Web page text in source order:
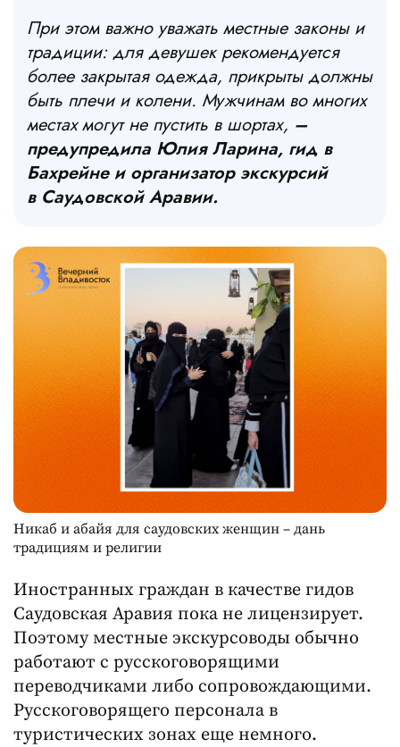
При этом важно уважать местные законы и
традиции: для девушек рекомендуется
более закрытая одежда, прикрыты должны
быть плечи и колени. Мужчинам во многих
местах могут не пустить в шортах, –
предупредила Юлия Ларина, гид в
Бахрейне и организатор экскурсий
в Саудовской Аравии.
Никаб и абайя для саудовских женщин – дань
традициям и религии
Иностранных граждан в качестве гидов
Саудовская Аравия пока не лицензирует.
Поэтому местные экскурсоводы обычно
работают с русскоговорящими
переводчиками либо сопровождающими.
Русскоговорящего персонала в
туристических зонах еще немного.